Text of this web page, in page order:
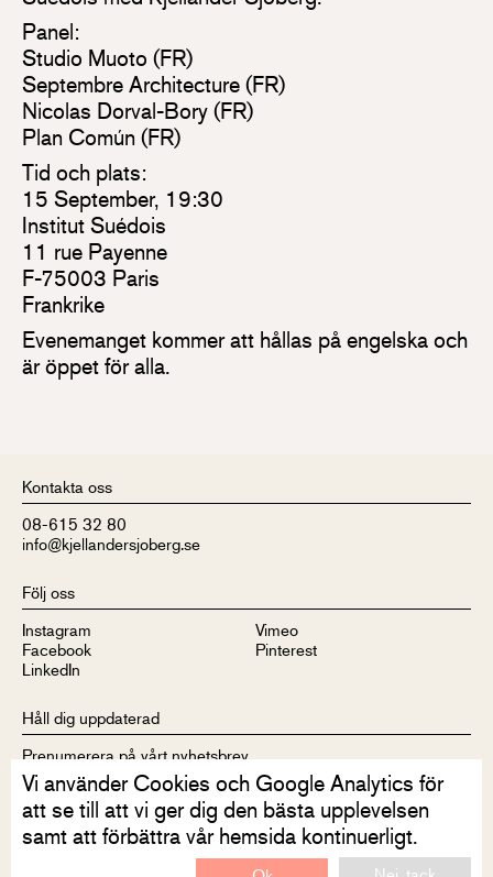
Panel:
Studio Muoto (FR)
Septembre Architecture (FR)
Nicolas Dorval-Bory (FR)
Plan Común (FR)
Tid och plats:
15 September, 19:30
Institut Suédois
11 rue Payenne
F-75003 Paris
Frankrike
Evenemanget kommer att hållas på engelska och
är öppet för alla.
Kontakta oss
08-615 32 80
info@kjellandersjoberg.se
Följ oss
Instagram
Facebook
LinkedIn
Vimeo
Pinterest
Håll dig uppdaterad
Prenumerera på vårt nyhetsbrev
Vi använder Cookies och Google Analytics för
att se till att vi ger dig den bästa upplevelsen
samt att förbättra vår hemsida kontinuerligt.